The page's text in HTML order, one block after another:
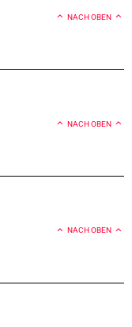
NACH OBEN
NACH OBEN
NACH OBEN